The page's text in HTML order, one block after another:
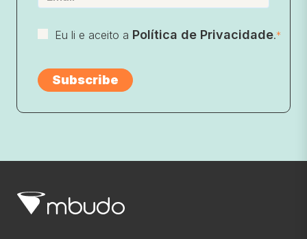
Eu li e aceito a Política de Privacidade.*